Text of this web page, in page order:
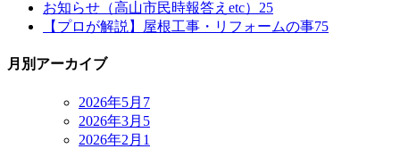
お知らせ（高山市民時報答えetc） 25
【プロが解説】屋根工事・リフォームの事75
月別アーカイブ
2026年5月 7
2026年3月 5
2026年2月 1